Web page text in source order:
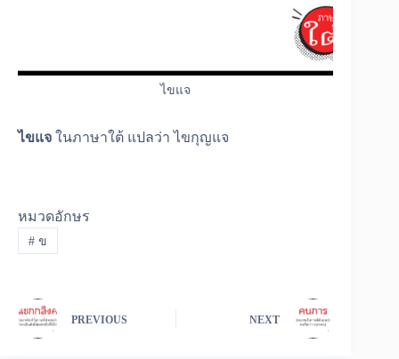
ไขแจ
ไขแจ ในภาษาใต้ แปลว่า ไขกุญแจ
หมวดอักษร
#ข
PREVIOUS NEXT